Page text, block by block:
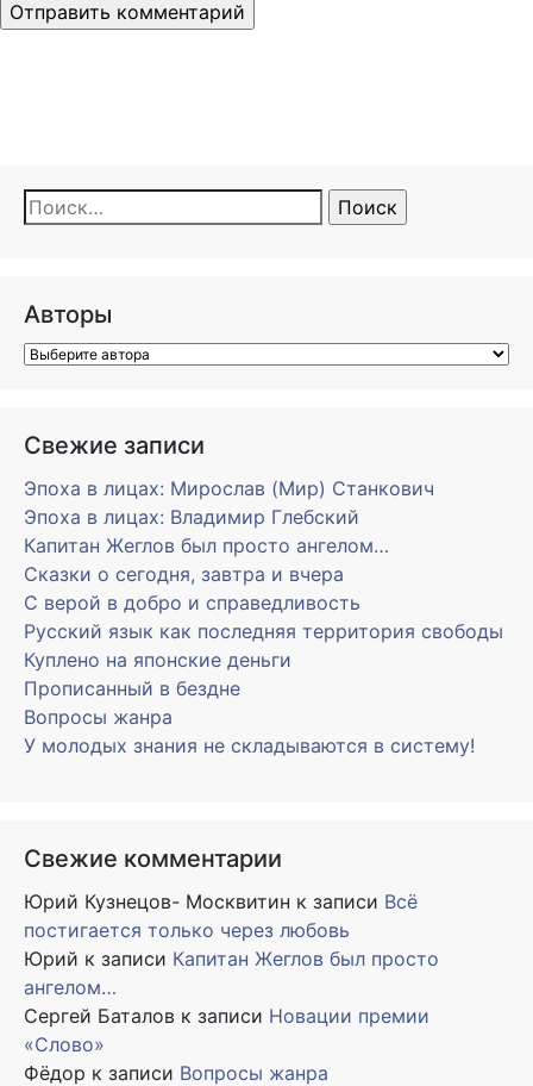
Найти:
Авторы
Свежие записи
Эпоха в лицах: Мирослав (Мир) Станкович
Эпоха в лицах: Владимир Глебский
Капитан Жеглов был просто ангелом…
Сказки о сегодня, завтра и вчера
С верой в добро и справедливость
Русский язык как последняя территория свободы
Куплено на японские деньги
Прописанный в бездне
Вопросы жанра
У молодых знания не складываются в систему!
Свежие комментарии
Юрий Кузнецов- Москвитин к записи Всё
постигается только через любовь
Юрий к записи Капитан Жеглов был просто
ангелом…
Сергей Баталов к записи Новации премии
«Слово»
Фёдор к записи Вопросы жанра